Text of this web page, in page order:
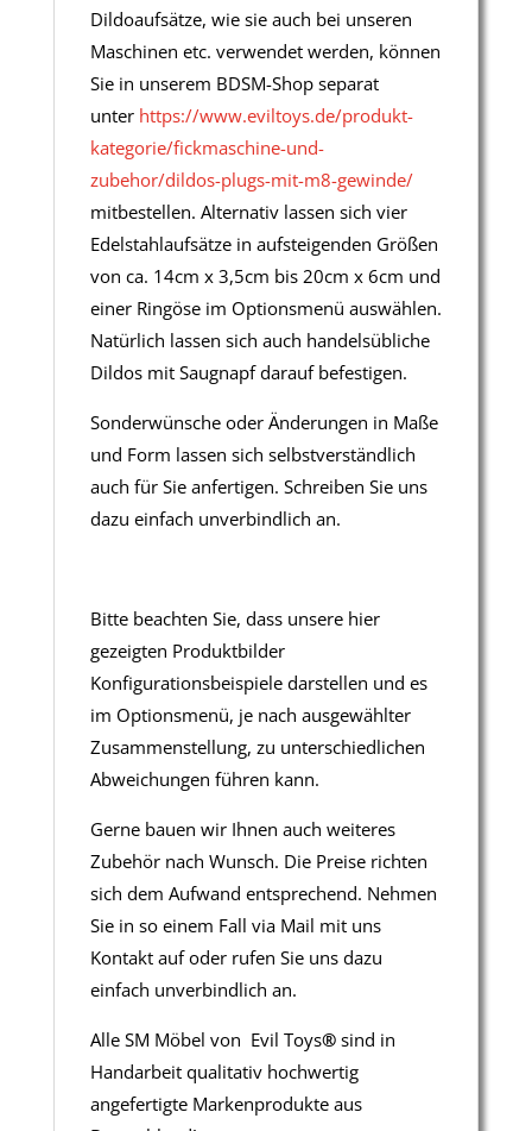
Dildoaufsätze, wie sie auch bei unseren
Maschinen etc. verwendet werden, können
Sie in unserem BDSM-Shop separat
unter https://www.eviltoys.de/produkt-
kategorie/fickmaschine-und-
zubehor/dildos-plugs-mit-m8-gewinde/
mitbestellen. Alternativ lassen sich vier
Edelstahlaufsätze in aufsteigenden Größen
von ca. 14cm x 3,5cm bis 20cm x 6cm und
einer Ringöse im Optionsmenü auswählen.
Natürlich lassen sich auch handelsübliche
Dildos mit Saugnapf darauf befestigen.
Sonderwünsche oder Änderungen in Maße
und Form lassen sich selbstverständlich
auch für Sie anfertigen. Schreiben Sie uns
dazu einfach unverbindlich an.
Bitte beachten Sie, dass unsere hier
gezeigten Produktbilder
Konfigurationsbeispiele darstellen und es
im Optionsmenü, je nach ausgewählter
Zusammenstellung, zu unterschiedlichen
Abweichungen führen kann.
Gerne bauen wir Ihnen auch weiteres
Zubehör nach Wunsch. Die Preise richten
sich dem Aufwand entsprechend. Nehmen
Sie in so einem Fall via Mail mit uns
Kontakt auf oder rufen Sie uns dazu
einfach unverbindlich an.
Alle SM Möbel von Evil Toys® sind in
Handarbeit qualitativ hochwertig
angefertigte Markenprodukte aus